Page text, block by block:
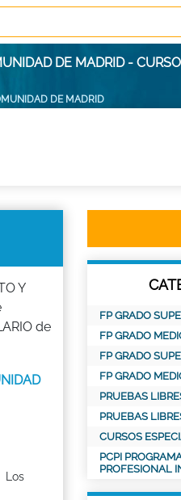
DE MADRID -
DE MADRID
Y
de
Los
FP GRADO
FP GRADO
FP GRADO
FP GRADO
PRUEBAS
PRUEBAS
CURSOS
PCPI
PROFESIONAL